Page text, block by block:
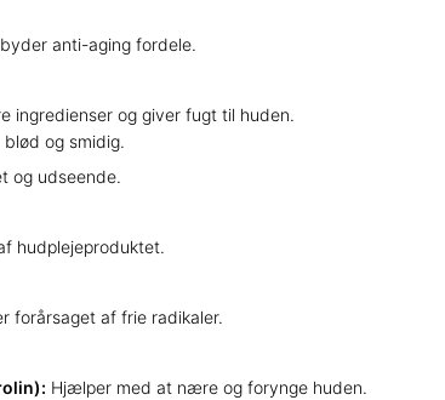
anti-aging fordele.
ingredienser og giver fugt til huden.
og smidig.
og udseende.
hudplejeproduktet.
forårsaget af frie radikaler.
Hjælper med at nære og forynge huden.